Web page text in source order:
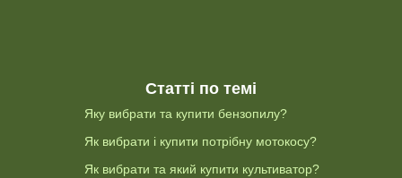
Статті по темі
Яку вибрати та купити бензопилу?
Як вибрати і купити потрібну мотокосу?
Як вибрати та який купити культиватор?